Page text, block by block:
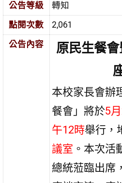
公告等級
轉知
點閱次數
2,061
公告內容
原民生餐
本校家長會辦
餐會」將於5
午12時舉行，
議室 。本次活
總統蒞臨出席